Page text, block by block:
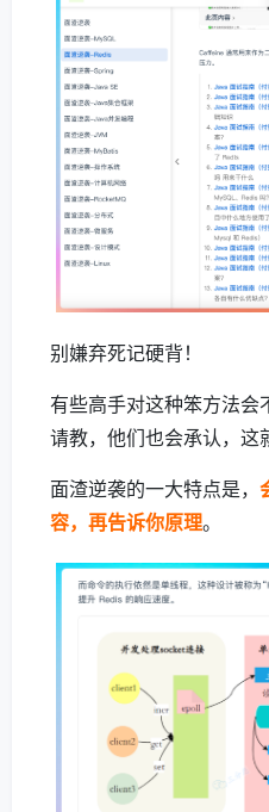
别嫌弃死记硬背！
有些高手对这种笨方法会
请教，他们也会承认，这
面渣逆袭的一大特点是，
容，再告诉你原理。